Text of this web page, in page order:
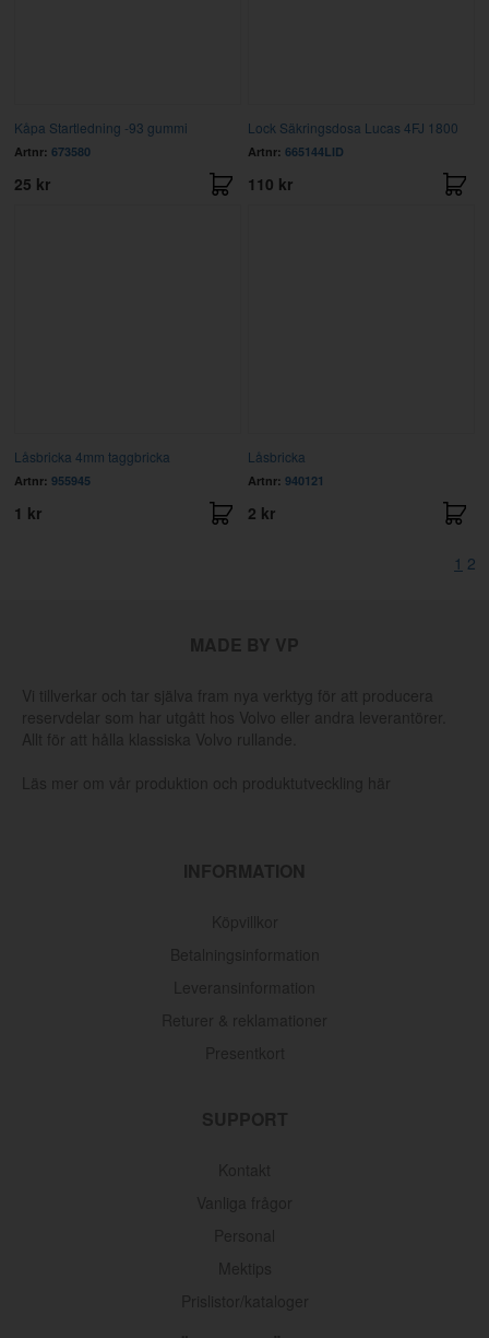
Kåpa Startledning -93 gummi
Artnr: 673580
25 kr
Lock Säkringsdosa Lucas 4FJ 1800
Artnr: 665144LID
110 kr
Låsbricka 4mm taggbricka
Artnr: 955945
1 kr
Låsbricka
Artnr: 940121
2 kr
1 2